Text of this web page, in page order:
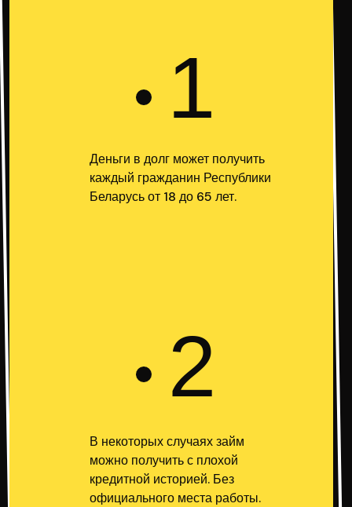
1
Деньги в долг может получить
каждый гражданин Республики
Беларусь от 18 до 65 лет.
2
В некоторых случаях займ
можно получить с плохой
кредитной историей. Без
официального места работы.